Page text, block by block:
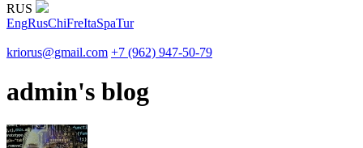
RUS
EngRusChiFreItaSpaTur
kriorus@gmail.com +7 (962) 947-50-79
admin's blog